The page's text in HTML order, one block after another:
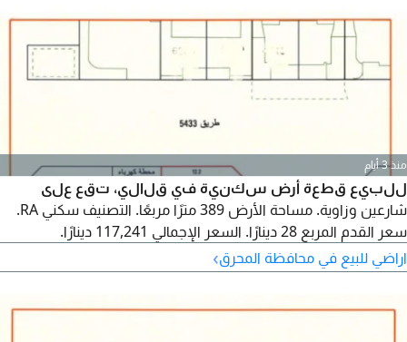
منذ 3 أيام
للبيع قطعة أرض سكنية في قلالي، تقع على
شارعين وزاوية. مساحة الأرض 389 مترًا مربعًا. التصنيف سكني RA.
سعر القدم المربع 28 دينارًا. السعر الإجمالي 117,241 دينارًا.
اراضي للبيع في محافظة المحرق›